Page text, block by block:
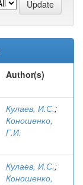
Author(s)
Кулаев, И.С.;
Коношенко,
Г.И.
Кулаев, И.С.;
Коношенко,